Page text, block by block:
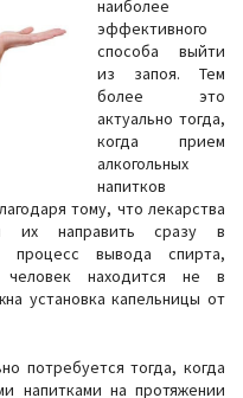
наиболее
эффективного
способа выйти
из запоя. Тем
более это
актуально тогда,
когда прием
алкогольных
напитков
тому, что лекарства
их направить сразу в
процесс вывода спирта,
находится не в
установка капельницы от
потребуется тогда, когда
напитками на протяжении